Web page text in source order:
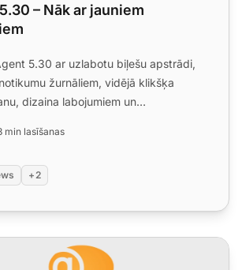
– Nāk ar jauniem
5.30 ar uzlabotu biļešu apstrādi,
žurnāliem, vidējā klikšķa
dizaina labojumiem un
min lasīšanas
+2
tērzēšanas tēma un papildu